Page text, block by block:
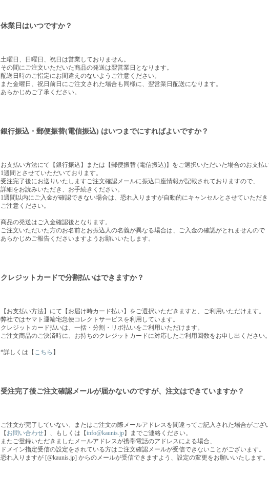
休業日はいつですか？
土曜日、日曜日、祝日は営業しておりません。
その間にご注文いただいた商品の発送は翌営業日となります。
配送日時のご指定にお間違えのないようご注意ください。
また金曜日、祝日前日にご注文された場合も同様に、翌営業日配送になります。
あらかじめご了承ください。
銀行振込・郵便振替(電信振込) はいつまでにすればよいですか？
お支払い方法にて【銀行振込】または【郵便振替 (電信振込)】をご選択いただいた場合のお支払い
1週間とさせていただいております。
受注完了後にお送りいたしますご注文確認メールに振込口座情報が記載されておりますので、
詳細をお読みいただき、お手続きください。
1週間以内にご入金が確認できない場合は、恐れ入りますが自動的にキャンセルとさせていただ
ご注意ください。
商品の発送はご入金確認後となります。
ご注文いただいた方のお名前とお振込人の名義が異なる場合は、ご入金の確認がとれませんので
あらかじめご報告くださいますようお願いいたします。
クレジットカードで分割払いはできますか？
【お支払い方法】にて【お届け時カード払い】をご選択いただきますと、ご利用いただけます。
弊社ではヤマト運輸宅急便コレクトサービスを利用しています。
クレジットカード払いは、一括・分割・リボ払いをご利用いただけます。
ご注文商品のご決済時に、お持ちのクレジットカードに対応したご利用回数をお申し出ください。
*詳しくは【 こちら 】
受注完了後ご注文確認メールが届かないのですが、注文はできていますか？
ご注文が完了していない、またはご注文の際メールアドレスを間違ってご記入された場合がござい
【 お問い合わせ】、もしくは【info@kaunis.jp】までご連絡ください。
またご登録いただきましたメールアドレスが携帯電話のアドレスによる場合、
ドメイン指定受信の設定をされている方はご注文確認メールが受信できないことがございます。
恐れ入りますが [@kaunis.jp] からのメールが受信できますよう、設定の変更をお願いいたします。